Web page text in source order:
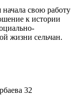
свою работу
к истории
жизни сельчан.
32